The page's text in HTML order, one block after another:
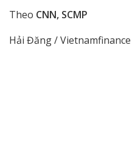
Theo CNN, SCMP
Hải Đăng / Vietnamfinance